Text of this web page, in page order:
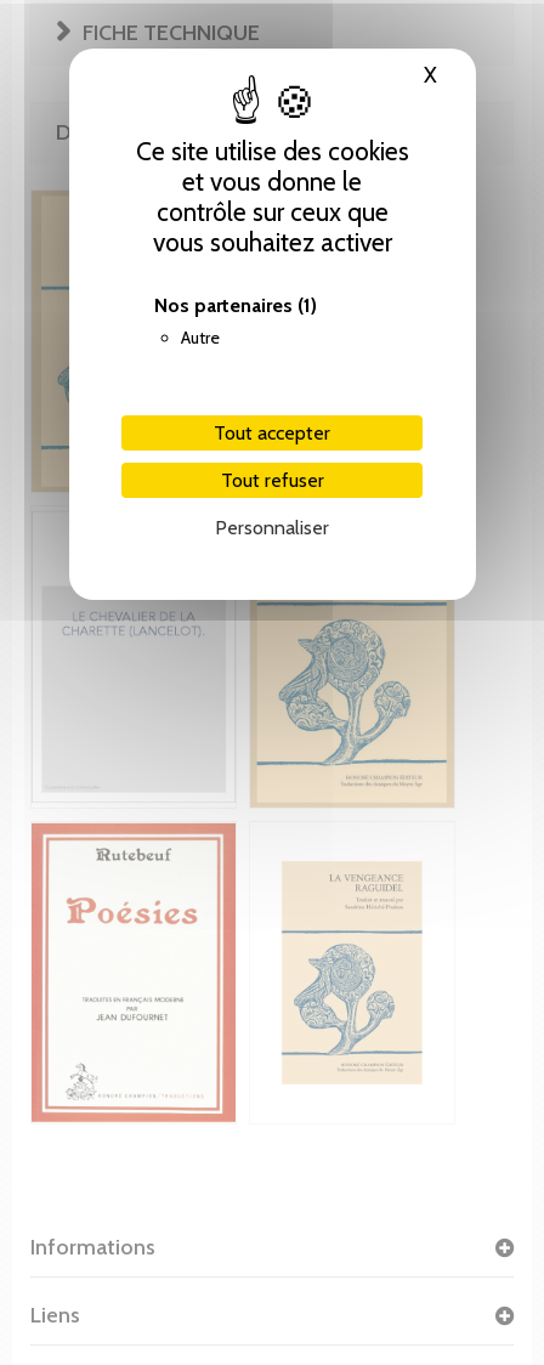
Ce site utilise des cookies
et vous donne le
contrôle sur ceux que
vous souhaitez activer
Nos partenaires (1)
Autre
Tout accepter
Tout refuser
Personnaliser
XMasquer
FICHE TECHNIQUE
DE LA MÊME COLLECTION
Informations
Liens